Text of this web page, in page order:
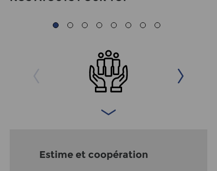
Estime et coopération